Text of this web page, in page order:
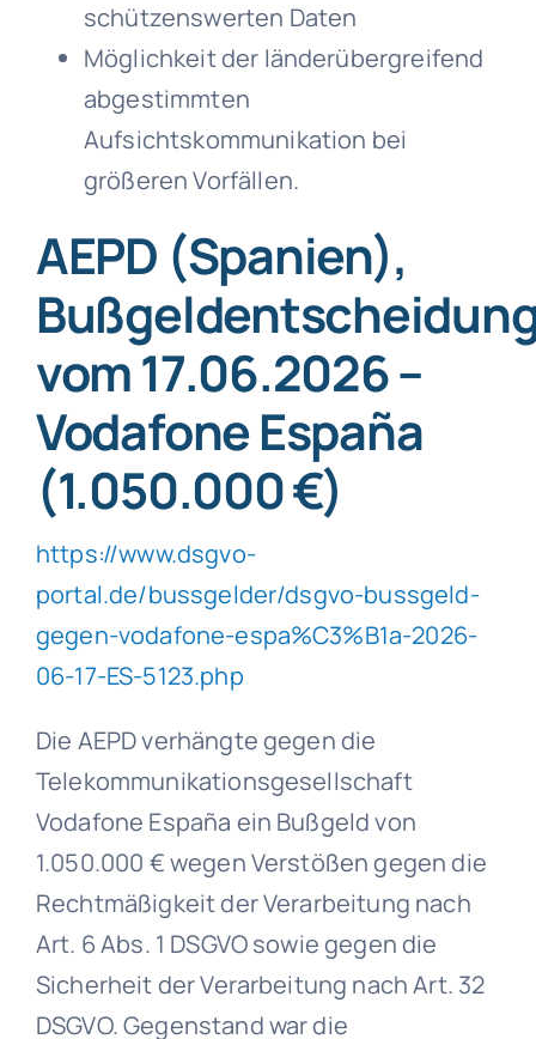
schützenswerten Daten
Möglichkeit der länderübergreifend
abgestimmten
Aufsichtskommunikation bei
größeren Vorfällen.
AEPD (Spanien),
vom 17.06.2026 –
Vodafone España
(1.050.000 €)
https://www.dsgvo-
portal.de/bussgelder/dsgvo-bussgeld-
gegen-vodafone-espa%C3%B1a-2026-
06-17-ES-5123.php
Die AEPD verhängte gegen die
Telekommunikationsgesellschaft
Vodafone España ein Bußgeld von
1.050.000 € wegen Verstößen gegen die
Rechtmäßigkeit der Verarbeitung nach
Art. 6 Abs. 1 DSGVO sowie gegen die
Sicherheit der Verarbeitung nach Art. 32
DSGVO. Gegenstand war die